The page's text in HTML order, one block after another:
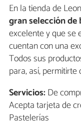
En la tienda de
gran selección de
excelente y que se
cuentan con una
Todos sus
para, así,
Servicios:De
Acepta tarjeta de
Pastelerías